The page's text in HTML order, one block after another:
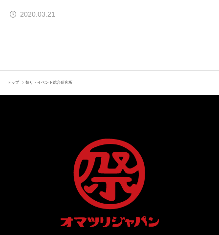
2020.03.21
トップ 祭り・イベント総合研究所